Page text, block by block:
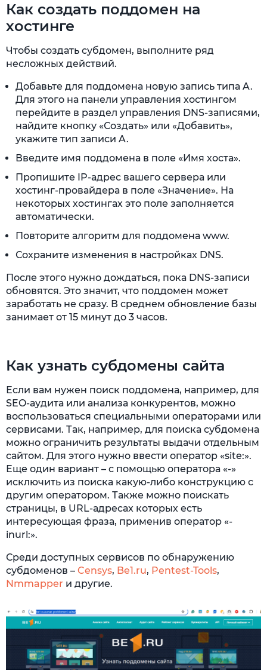
Как создать поддомен на
хостинге
Чтобы создать субдомен, выполните ряд
несложных действий.
Добавьте для поддомена новую запись типа A.
Для этого на панели управления хостингом
перейдите в раздел управления DNS-записями,
найдите кнопку «Создать» или «Добавить»,
укажите тип записи A.
Введите имя поддомена в поле «Имя хоста».
Пропишите IP-адрес вашего сервера или
хостинг-провайдера в поле «Значение». На
некоторых хостингах это поле заполняется
автоматически.
Повторите алгоритм для поддомена www.
Сохраните изменения в настройках DNS.
После этого нужно дождаться, пока DNS-записи
обновятся. Это значит, что поддомен может
заработать не сразу. В среднем обновление базы
занимает от 15 минут до 3 часов.
Как узнать субдомены сайта
Если вам нужен поиск поддомена, например, для
SEO-аудита или анализа конкурентов, можно
воспользоваться специальными операторами или
сервисами. Так, например, для поиска субдомена
можно ограничить результаты выдачи отдельным
сайтом. Для этого нужно ввести оператор «site:».
Еще один вариант – с помощью оператора «-»
исключить из поиска какую-либо конструкцию с
другим оператором. Также можно поискать
страницы, в URL-адресах которых есть
интересующая фраза, применив оператор «-
inurl:».
Среди доступных сервисов по обнаружению
субдоменов – Censys, Be1.ru, Pentest-Tools,
Nmmapper и другие.